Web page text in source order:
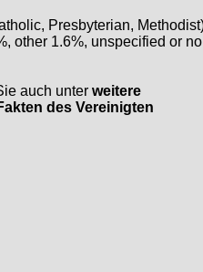
Presbyterian,
other 1.6%, unspecified or
auch unter weitere
des Vereinigten